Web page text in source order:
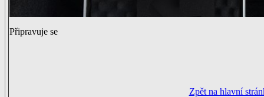
Připravuje se
Zpět na hlavní